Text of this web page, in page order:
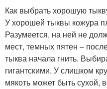
Как выбрать хорошую
У хорошей тыквы кожура
Разумеется, на ней не
мест, темных пятен –
тыква начала гнить.
гигантскими. У слишком
мякоть может быть сухой,